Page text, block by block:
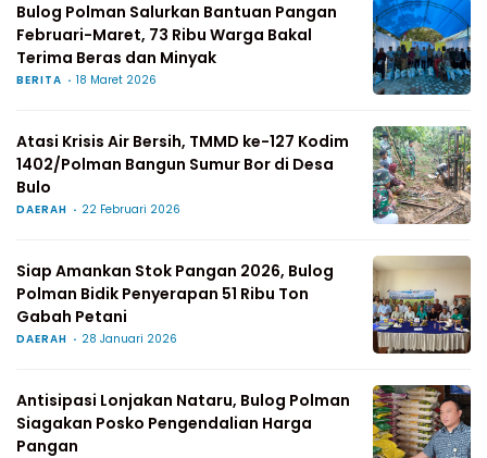
Bulog Polman Salurkan Bantuan Pangan
Februari-Maret, 73 Ribu Warga Bakal
Terima Beras dan Minyak
BERITA 18 Maret 2026
Atasi Krisis Air Bersih, TMMD ke-127 Kodim
1402/Polman Bangun Sumur Bor di Desa
Bulo
DAERAH 22 Februari 2026
Siap Amankan Stok Pangan 2026, Bulog
Polman Bidik Penyerapan 51 Ribu Ton
Gabah Petani
DAERAH 28 Januari 2026
Antisipasi Lonjakan Nataru, Bulog Polman
Siagakan Posko Pengendalian Harga
Pangan